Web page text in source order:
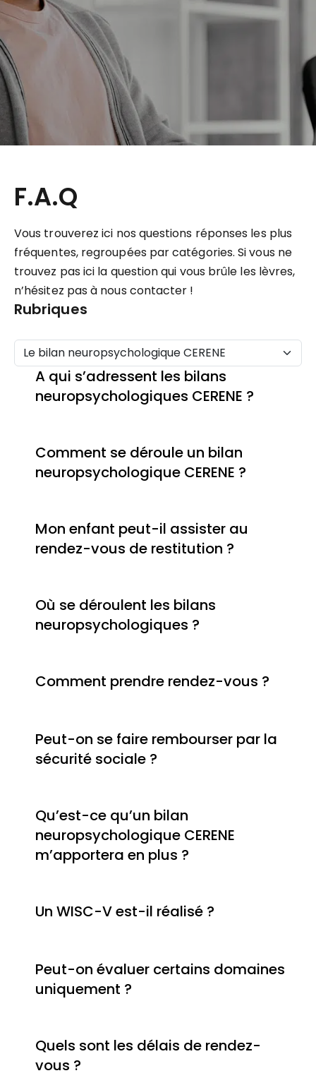
F.A.Q
Vous trouverez ici nos questions réponses les plus
fréquentes, regroupées par catégories. Si vous ne
trouvez pas ici la question qui vous brûle les lèvres,
n’hésitez pas à nous contacter !
Rubriques
A qui s’adressent les bilans
neuropsychologiques CERENE ?
Comment se déroule un bilan
neuropsychologique CERENE ?
Mon enfant peut-il assister au
rendez-vous de restitution ?
Où se déroulent les bilans
neuropsychologiques ?
Comment prendre rendez-vous ?
Peut-on se faire rembourser par la
sécurité sociale ?
Qu’est-ce qu’un bilan
neuropsychologique CERENE
m’apportera en plus ?
Un WISC-V est-il réalisé ?
Peut-on évaluer certains domaines
uniquement ?
Quels sont les délais de rendez-
vous ?